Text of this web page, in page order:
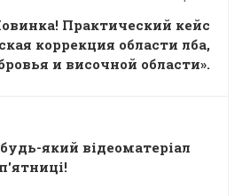
Практический кейс
коррекция области лба,
и височной области».
який відеоматеріал